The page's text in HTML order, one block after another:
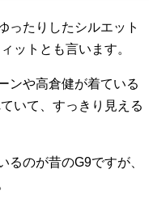
ったりしたシルエット
ットとも言います。
ンや高倉健が着ている
いて、すっきり見える
るのが昔のG9ですが、